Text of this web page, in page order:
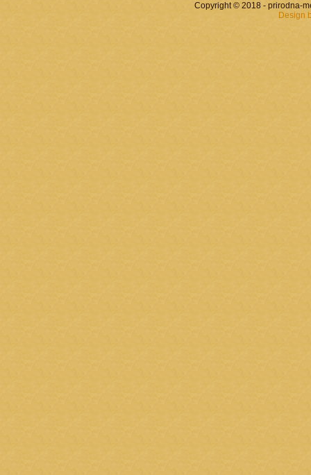
Copyright © 2018 - prirodna-
Design